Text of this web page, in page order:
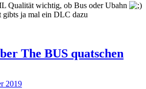
Qualität wichtig, ob Bus oder Ubahn
gibts ja mal ein DLC dazu
The BUS quatschen
2019